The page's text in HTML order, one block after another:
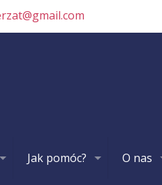
Jak pomóc? O nas